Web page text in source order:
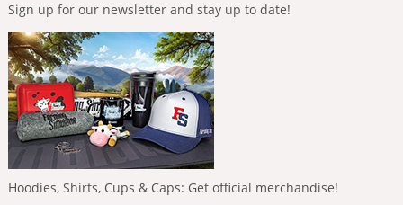
Sign up for our newsletter and stay up to date!
Hoodies, Shirts, Cups & Caps: Get official merchandise!